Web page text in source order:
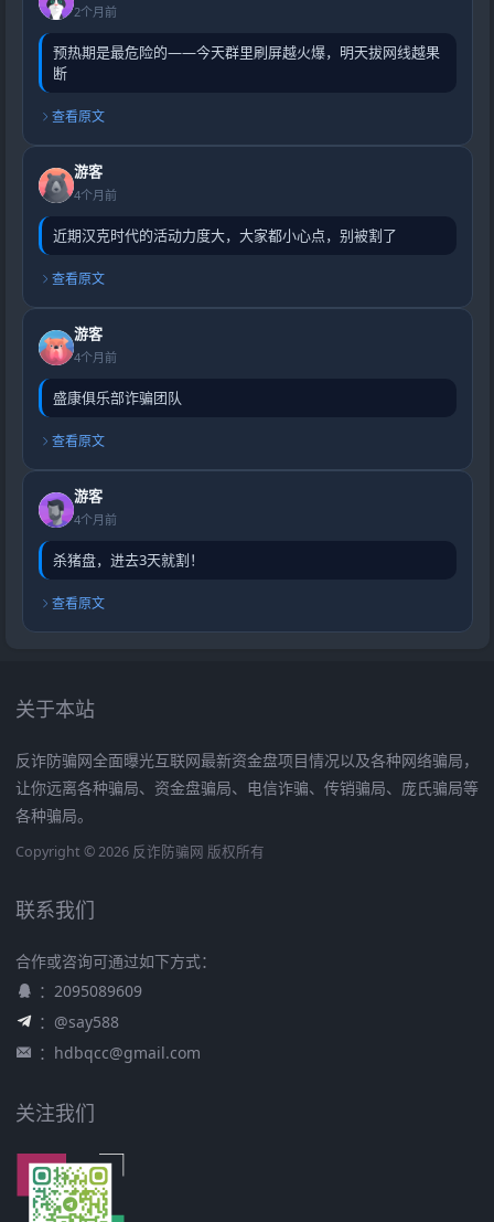
2个月前
预热期是最危险的——今天群里刷屏越火爆，明天拔网线越果
断
查看原文
游客
4个月前
近期汉克时代的活动力度大，大家都小心点，别被割了
查看原文
游客
4个月前
盛康俱乐部诈骗团队
查看原文
游客
4个月前
杀猪盘，进去3天就割！
查看原文
关于本站
反诈防骗网全面曝光互联网最新资金盘项目情况以及各种网络骗局，
让你远离各种骗局、资金盘骗局、电信诈骗、传销骗局、庞氏骗局等
各种骗局。
Copyright © 2026 反诈防骗网 版权所有
联系我们
合作或咨询可通过如下方式：
：2095089609
：@say588
： hdbqcc@gmail.com
关注我们